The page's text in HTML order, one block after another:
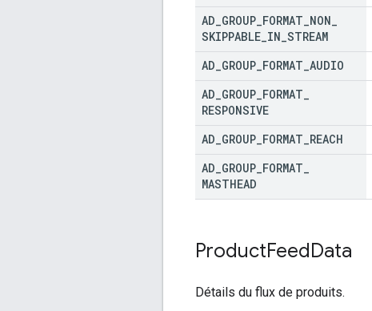
AD GROUP FORMAT NON
SKIPPABLE IN STREAM
AD GROUP FORMAT AUDIO
AD GROUP FORMAT
RESPONSIVE
AD GROUP FORMAT REACH
AD GROUP FORMAT
MASTHEAD
ProductFeedData
Détails du flux de produits.